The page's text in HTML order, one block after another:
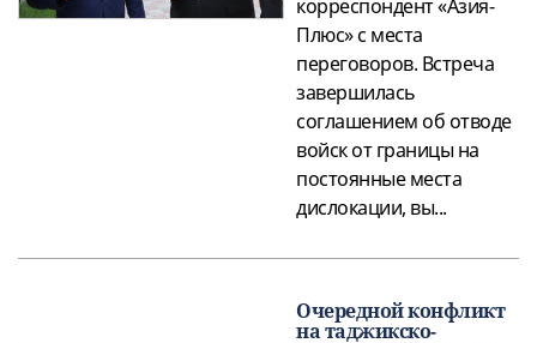
корреспондент «Азия-
Плюс» с места
переговоров. Встреча
завершилась
соглашением об отводе
войск от границы на
постоянные места
дислокации, вы...
Очередной конфликт
на таджикско-